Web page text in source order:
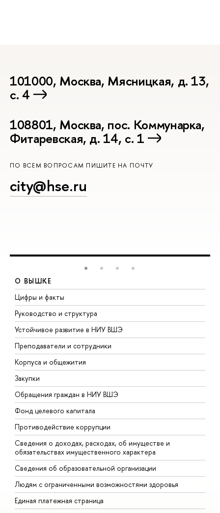
101000, Москва, Мясницкая, д. 13,
с. 4
108801, Москва, пос. Коммунарка,
Фитаревская, д. 14, с. 1
ПО ВСЕМ ВОПРОСАМ ПИШИТЕ НА ПОЧТУ
city@hse.ru
О ВЫШКЕ
Цифры и факты
Руководство и структура
Устойчивое развитие в НИУ ВШЭ
Преподаватели и сотрудники
Корпуса и общежития
Закупки
Обращения граждан в НИУ ВШЭ
Фонд целевого капитала
Противодействие коррупции
Сведения о доходах, расходах, об имуществе и
обязательствах имущественного характера
Сведения об образовательной организации
Людям с ограниченными возможностями здоровья
Единая платежная страница